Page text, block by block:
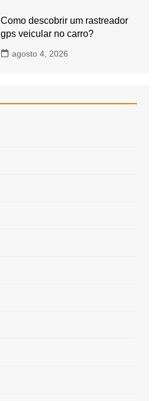
Como descobrir um rastreador
gps veicular no carro?
agosto 4, 2026